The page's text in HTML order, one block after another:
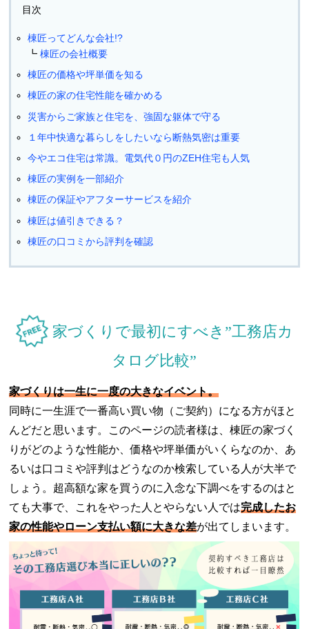
目次
棟匠ってどんな会社!?
棟匠の会社概要
棟匠の価格や坪単価を知る
棟匠の家の住宅性能を確かめる
災害からご家族と住宅を、強固な躯体で守る
１年中快適な暮らしをしたいなら断熱気密は重要
今やエコ住宅は常識。電気代０円のZEH住宅も人気
棟匠の実例を一部紹介
棟匠の保証やアフターサービスを紹介
棟匠は値引きできる？
棟匠の口コミから評判を確認